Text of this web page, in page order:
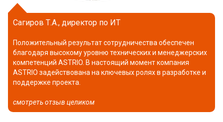
Сагиров Т.А., директор по ИТ
Положительный результат сотрудничества обеспечен
благодаря высокому уровню технических и менеджерских
компетенций ASTRIO. В настоящий момент компания
ASTRIO задействована на ключевых ролях в разработке и
поддержке проекта.
смотреть отзыв целиком